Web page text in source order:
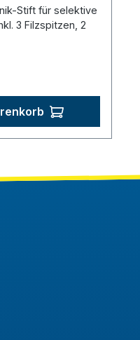
Stift für selektive
3 Filzspitzen, 2